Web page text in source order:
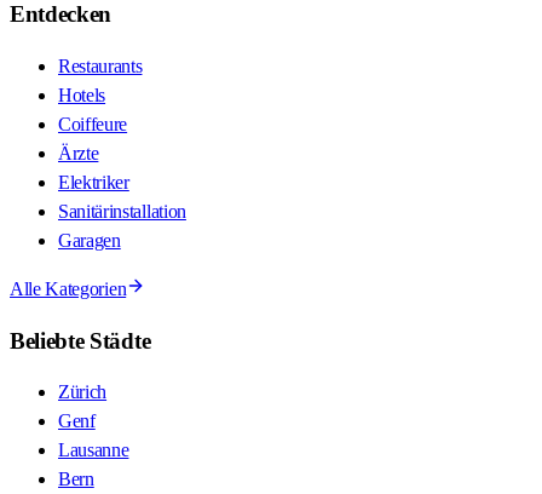
Entdecken
Restaurants
Hotels
Coiffeure
Ärzte
Elektriker
Sanitärinstallation
Garagen
Alle Kategorien
Beliebte Städte
Zürich
Genf
Lausanne
Bern